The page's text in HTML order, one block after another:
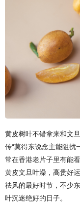
黄皮树叶不错拿来和文
传“莫得东说念主能阻扰
常在香港老片子里有能
黄皮文旦叶澡，高贵好
祛风的最好时节，不少
叶沉迷绝好的日子。